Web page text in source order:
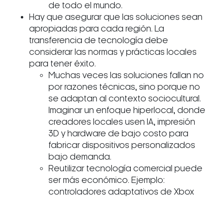
de todo el mundo.
Hay que asegurar que las soluciones sean
apropiadas para cada región. La
transferencia de tecnología debe
considerar las normas y prácticas locales
para tener éxito.
Muchas veces las soluciones fallan no
por razones técnicas, sino porque no
se adaptan al contexto sociocultural.
Imaginar un enfoque hiperlocal, donde
creadores locales usen IA, impresión
3D y hardware de bajo costo para
fabricar dispositivos personalizados
bajo demanda.
Reutilizar tecnología comercial puede
ser más económico. Ejemplo:
controladores adaptativos de Xbox